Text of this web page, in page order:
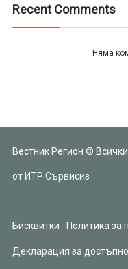
Recent Comments
Няма
Вестник Регион ©
от ИТР Сървисиз
Бисквитки Политика за
Декларация за